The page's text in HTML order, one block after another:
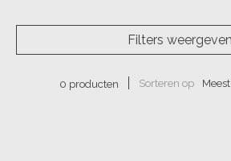
Filters weergeven
0 producten Sorteren op